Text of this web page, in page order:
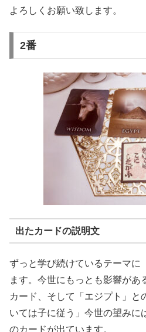
よろしくお願い致します。
2番
出たカードの説明文
ずっと学び続けているテーマに
ます。今世にもっとも影響があ
カード、そして「エジプト」と
いては子に従う」今世の望みに
のカードが出ています。